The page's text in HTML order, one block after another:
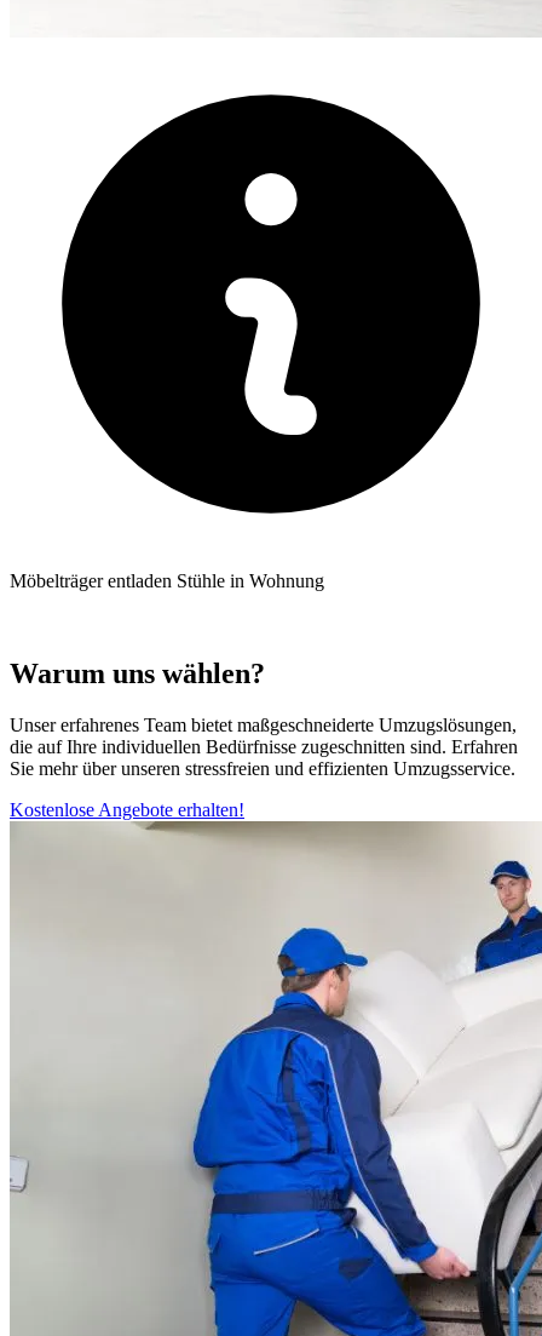
Möbelträger entladen Stühle in Wohnung
Warum uns wählen?
Unser erfahrenes Team bietet maßgeschneiderte Umzugslösungen,
die auf Ihre individuellen Bedürfnisse zugeschnitten sind. Erfahren
Sie mehr über unseren stressfreien und effizienten Umzugsservice.
Kostenlose Angebote erhalten!